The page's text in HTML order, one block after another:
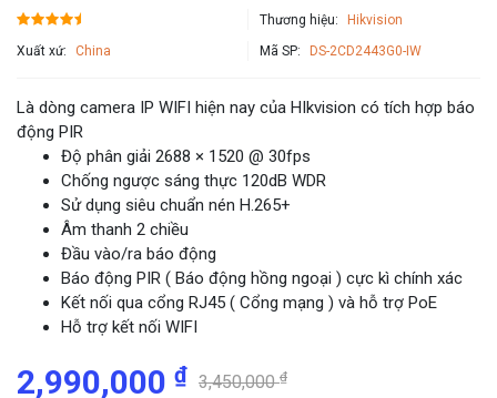
Thương hiệu: Hikvision
Xuất xứ: China Mã SP: DS-2CD2443G0-IW
Là dòng camera IP WIFI hiện nay của HIkvision có tích hợp báo
động PIR
Độ phân giải 2688 × 1520 @ 30fps
Chống ngược sáng thực 120dB WDR
Sử dụng siêu chuẩn nén H.265+
Âm thanh 2 chiều
Đầu vào/ra báo động
Báo động PIR ( Báo động hồng ngoại ) cực kì chính xác
Kết nối qua cổng RJ45 ( Cổng mạng ) và hỗ trợ PoE
Hỗ trợ kết nối WIFI
2,990,000 ₫ 3,450,000₫